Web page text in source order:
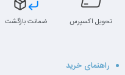
تحویل اکسپرس ضمانت بازگشت
راهنمای خرید